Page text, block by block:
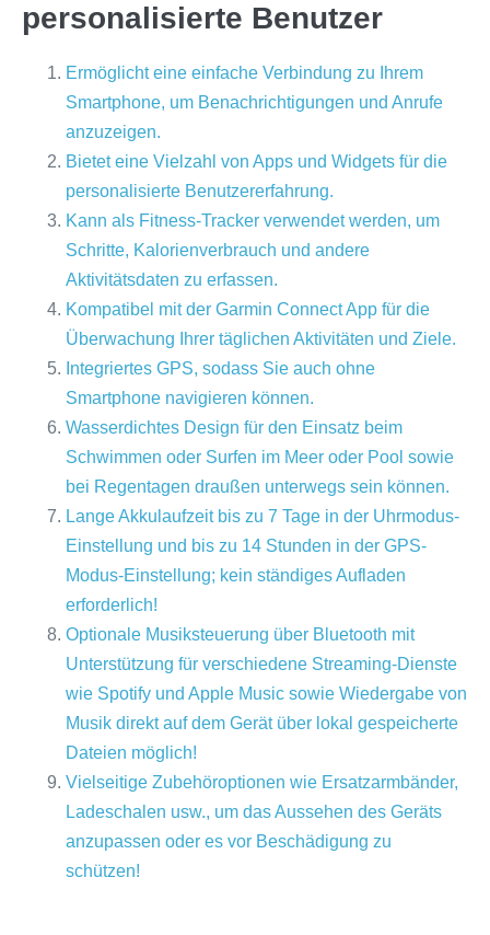
personalisierte Benutzer
Ermöglicht eine einfache Verbindung zu Ihrem
Smartphone, um Benachrichtigungen und Anrufe
anzuzeigen.
Bietet eine Vielzahl von Apps und Widgets für die
personalisierte Benutzererfahrung.
Kann als Fitness-Tracker verwendet werden, um
Schritte, Kalorienverbrauch und andere
Aktivitätsdaten zu erfassen.
Kompatibel mit der Garmin Connect App für die
Überwachung Ihrer täglichen Aktivitäten und Ziele.
Integriertes GPS, sodass Sie auch ohne
Smartphone navigieren können.
Wasserdichtes Design für den Einsatz beim
Schwimmen oder Surfen im Meer oder Pool sowie
bei Regentagen draußen unterwegs sein können.
Lange Akkulaufzeit bis zu 7 Tage in der Uhrmodus-
Einstellung und bis zu 14 Stunden in der GPS-
Modus-Einstellung; kein ständiges Aufladen
erforderlich!
Optionale Musiksteuerung über Bluetooth mit
Unterstützung für verschiedene Streaming-Dienste
wie Spotify und Apple Music sowie Wiedergabe von
Musik direkt auf dem Gerät über lokal gespeicherte
Dateien möglich!
Vielseitige Zubehöroptionen wie Ersatzarmbänder,
Ladeschalen usw., um das Aussehen des Geräts
anzupassen oder es vor Beschädigung zu
schützen!